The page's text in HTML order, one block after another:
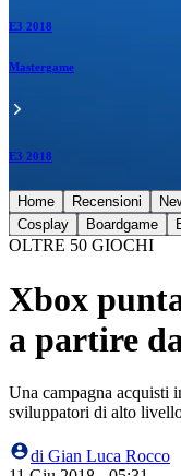
E3 2018
Mastergame
E3 2018
Home Recensioni
Cosplay
Boardgame
OLTRE 50 GIOCHI
Xbox
a partire
Una campagna acquisti
sviluppatori di alto
di Gian Luca Rocco